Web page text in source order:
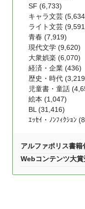
SF (6,733)
キャラ文芸
ライト文芸
青春 (7,919)
現代文学 (9,620)
大衆娯楽 (6,070)
経済・企業 (436)
歴史・時代
児童書・童話
絵本 (1,047)
BL (31,416)
ｴｯｾｲ・ﾉﾝﾌｨｸｼｮﾝ
アルファポリス書籍
Webコンテンツ大